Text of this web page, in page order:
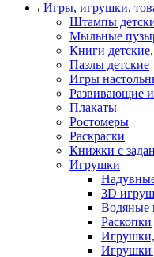
Игры, игрушки,
Штампы
Мыльные
Книги
Пазлы детские
Игры
Развивающие
Плакаты
Ростомеры
Раскраски
Книжки с
Игрушки
3D
Водяные
Раскопки
Игрушки,
Игрушки